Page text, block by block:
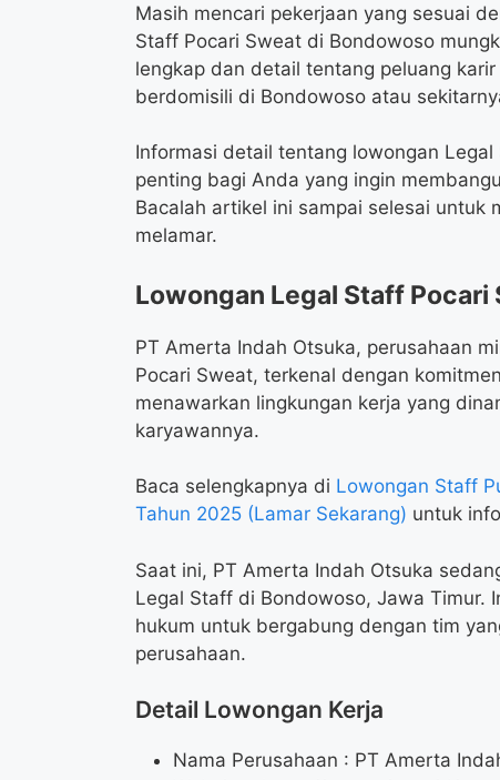
Masih mencari pekerjaan yang sesuai
Staff Pocari Sweat di Bondowoso
lengkap dan detail tentang peluang
berdomisili di Bondowoso atau
Informasi detail tentang lowongan
penting bagi Anda yang ingin
Bacalah artikel ini sampai selesai untuk
melamar.
Lowongan Legal Staff
PT Amerta Indah Otsuka, perusahaan
Pocari Sweat, terkenal dengan
menawarkan lingkungan kerja yang
karyawannya.
Baca selengkapnya di Lowongan Staff
Tahun 2025 (Lamar Sekarang) untuk
Saat ini, PT Amerta Indah Otsuka
Legal Staff di Bondowoso, Jawa Timur.
hukum untuk bergabung dengan tim
perusahaan.
Detail Lowongan Kerja
Nama Perusahaan : PT Amerta